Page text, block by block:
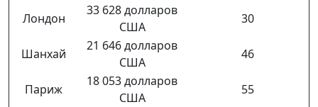
Лондон
33 628 долларов
США
30
Шанхай
21 646 долларов
США
46
Париж
18 053 долларов
США
55